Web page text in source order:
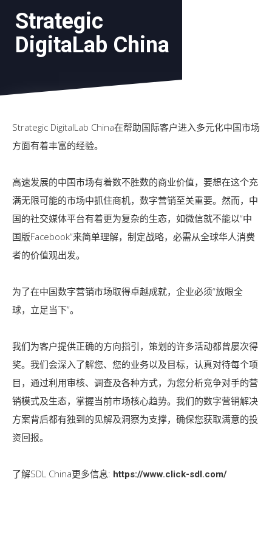
Strategic
DigitaLab China
Strategic DigitalLab China在帮助国际客户进入多元化中国市场
方面有着丰富的经验。
高速发展的中国市场有着数不胜数的商业价值，要想在这个充
满无限可能的市场中抓住商机，数字营销至关重要。然而，中
国的社交媒体平台有着更为复杂的生态，如微信就不能以“中
国版Facebook”来简单理解，制定战略，必需从全球华人消费
者的价值观出发。
为了在中国数字营销市场取得卓越成就，企业必须“放眼全
球，立足当下”。
我们为客户提供正确的方向指引，策划的许多活动都曾屡次得
奖。我们会深入了解您、您的业务以及目标，认真对待每个项
目，通过利用审核、调查及各种方式，为您分析竞争对手的营
销模式及生态，掌握当前市场核心趋势。我们的数字营销解决
方案背后都有独到的见解及洞察为支撑，确保您获取满意的投
资回报。
了解SDL China更多信息: https://www.click-sdl.com/